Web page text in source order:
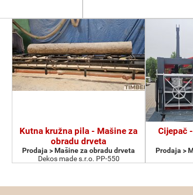
Kutna kružna pila - Мašine za
obradu drveta
Prodaja > Мašine za obradu drveta
Dekos made s.r.o. PP-550
Cijepač
Prodaja >